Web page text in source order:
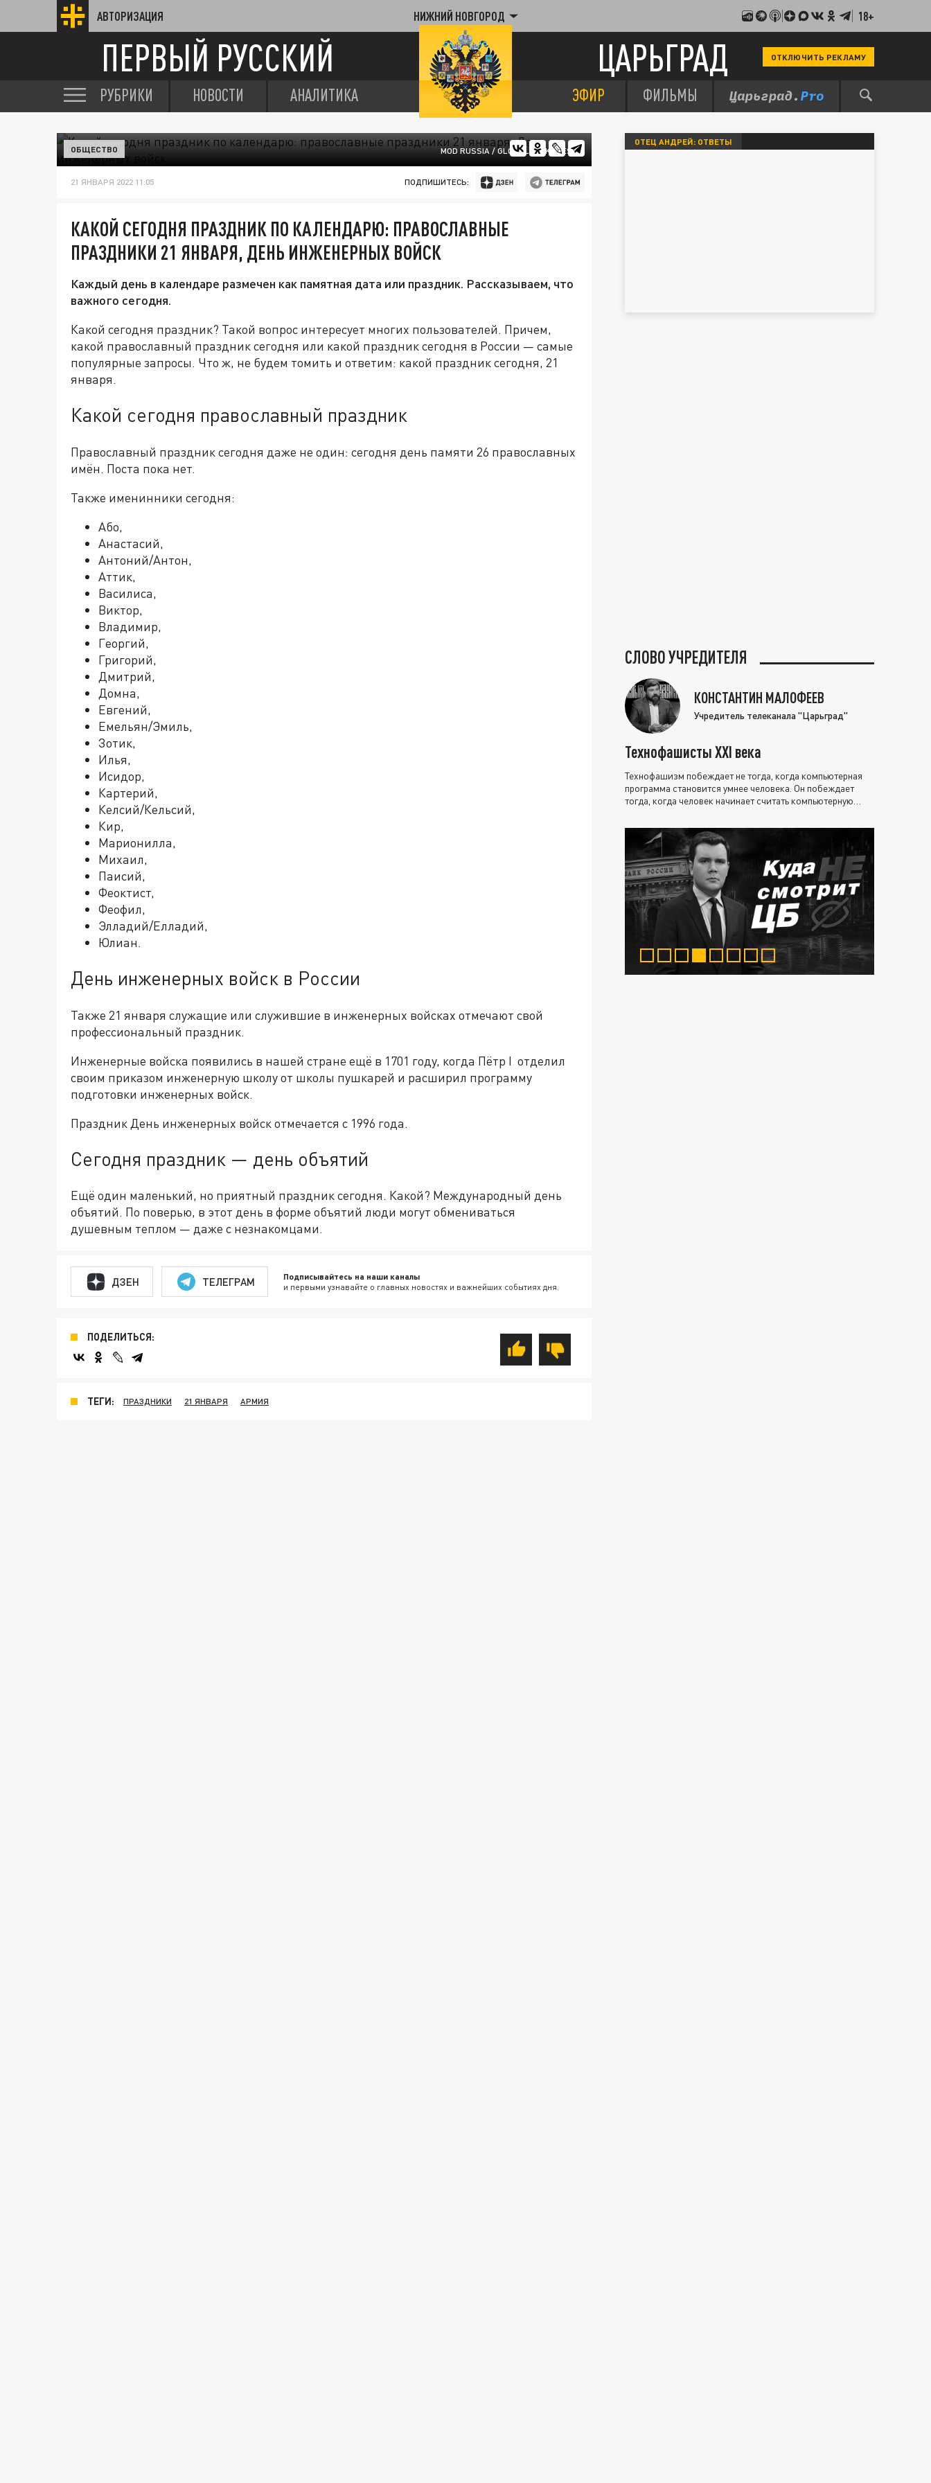
АВТОРИЗАЦИЯ НИЖНИЙ НОВГОРОД 18+
ПЕРВЫЙ РУССКИЙ ЦАРЬГРАД ОТКЛЮЧИТЬ РЕКЛАМУ
РУБРИКИ НОВОСТИ АНАЛИТИКА ЭФИР ФИЛЬМЫ
MOD RUSSIA / GLOBALLOOKPRESS
ОБЩЕСТВО
21 ЯНВАРЯ 2022 11:05 ПОДПИШИТЕСЬ:
КАКОЙ СЕГОДНЯ ПРАЗДНИК ПО КАЛЕНДАРЮ: ПРАВОСЛАВНЫЕ
ПРАЗДНИКИ 21 ЯНВАРЯ, ДЕНЬ ИНЖЕНЕРНЫХ ВОЙСК
Каждый день в календаре размечен как памятная дата или праздник. Рассказываем, что
важного сегодня.
Какой сегодня праздник? Такой вопрос интересует многих пользователей. Причем,
какой православный праздник сегодня или какой праздник сегодня в России — самые
популярные запросы. Что ж, не будем томить и ответим: какой праздник сегодня, 21
января.
Какой сегодня православный праздник
Православный праздник сегодня даже не один: сегодня день памяти 26 православных
имён. Поста пока нет.
Также именинники сегодня:
Або,
Анастасий,
Антоний/Антон,
Аттик,
Василиса,
Виктор,
Владимир,
Георгий,
Григорий,
Дмитрий,
Домна,
Евгений,
Емельян/Эмиль,
Зотик,
Илья,
Исидор,
Картерий,
Келсий/Кельсий,
Кир,
Марионилла,
Михаил,
Паисий,
Феоктист,
Феофил,
Элладий/Елладий,
Юлиан.
День инженерных войск в России
Также 21 января служащие или служившие в инженерных войсках отмечают свой
профессиональный праздник.
Инженерные войска появились в нашей стране ещё в 1701 году, когда Пётр I отделил
своим приказом инженерную школу от школы пушкарей и расширил программу
подготовки инженерных войск.
Праздник День инженерных войск отмечается с 1996 года.
Сегодня праздник — день объятий
Ещё один маленький, но приятный праздник сегодня. Какой? Международный день
объятий. По поверью, в этот день в форме объятий люди могут обмениваться
душевным теплом — даже с незнакомцами.
ДЗЕН ТЕЛЕГРАМ Подписывайтесь на наши каналы
и первыми узнавайте о главных новостях и важнейших событиях дня.
ПОДЕЛИТЬСЯ:
ТЕГИ: ПРАЗДНИКИ 21 ЯНВАРЯ АРМИЯ
ОТЕЦ АНДРЕЙ: ОТВЕТЫ
СЛОВО УЧРЕДИТЕЛЯ
КОНСТАНТИН МАЛОФЕЕВ
Учредитель телеканала "Царьград"
Технофашисты XXI века
Технофашизм побеждает не тогда, когда компьютерная
программа становится умнее человека. Он побеждает
тогда, когда человек начинает считать компьютерную